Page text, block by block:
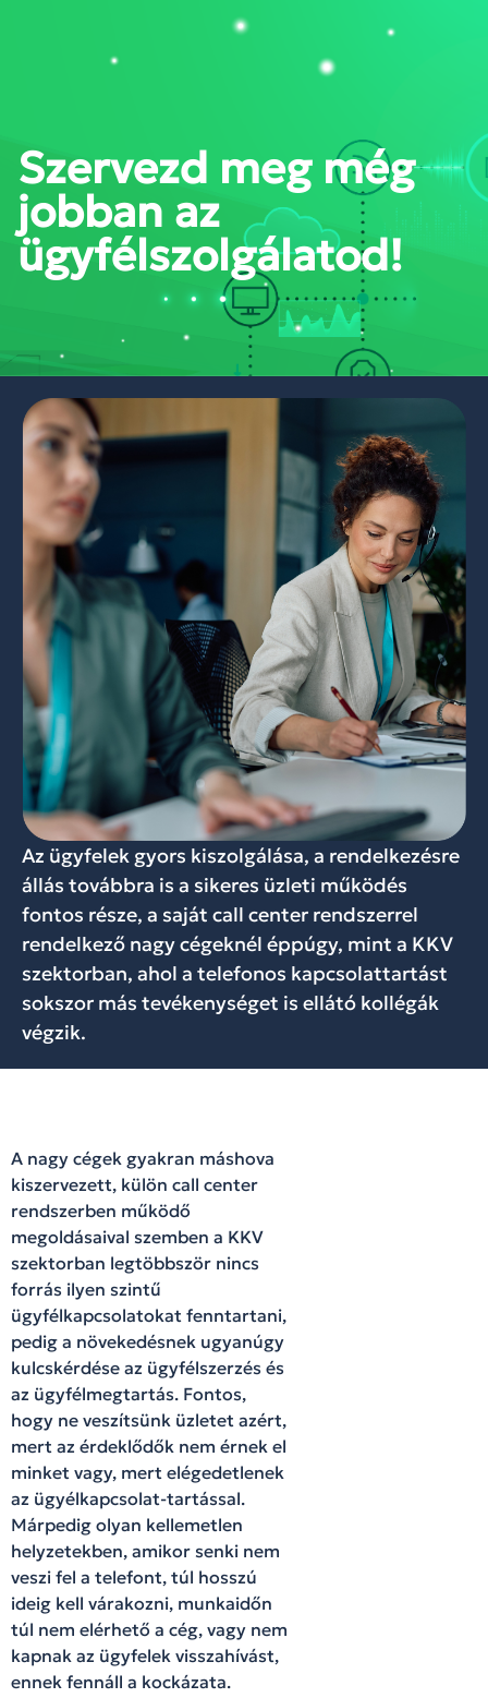
PORTÁL BELÉPÉS
Szervezd meg még
jobban az
ügyfélszolgálatod!
Az ügyfelek gyors kiszolgálása, a rendelkezésre
állás továbbra is a sikeres üzleti működés
fontos része, a saját call center rendszerrel
rendelkező nagy cégeknél éppúgy, mint a KKV
szektorban, ahol a telefonos kapcsolattartást
sokszor más tevékenységet is ellátó kollégák
végzik.
A nagy cégek gyakran máshova
kiszervezett, külön call center
rendszerben működő
megoldásaival szemben a KKV
szektorban legtöbbször nincs
forrás ilyen szintű
ügyfélkapcsolatokat fenntartani,
pedig a növekedésnek ugyanúgy
kulcskérdése az ügyfélszerzés és
az ügyfélmegtartás. Fontos,
hogy ne veszítsünk üzletet azért,
mert az érdeklődők nem érnek el
minket vagy, mert elégedetlenek
az ügyélkapcsolat-tartással.
Márpedig olyan kellemetlen
helyzetekben, amikor senki nem
veszi fel a telefont, túl hosszú
ideig kell várakozni, munkaidőn
túl nem elérhető a cég, vagy nem
kapnak az ügyfelek visszahívást,
ennek fennáll a kockázata.